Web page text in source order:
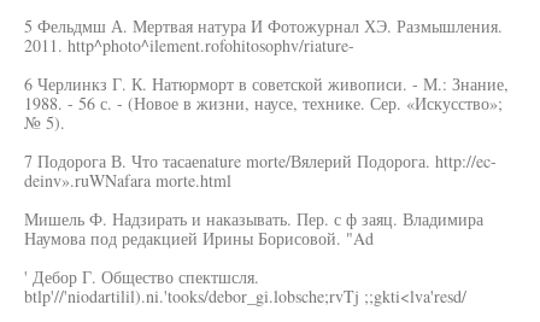
5 Фельдмш А. Мертвая натура И Фотожурнал ХЭ. Размышления.
2011. http^photo^ilement.rofohitosophv/riature-
6 Черлинкз Г. К. Натюрморт в советской живописи. - М.: Знание,
1988. - 56 с. - (Новое в жизни, наусе, технике. Сер. «Искусство»;
№ 5).
7 Подорога В. Что тасаеnature morte/Вялерий Подорога. http://ec-
deinv».ruWNafara morte.html
Мишель Ф. Надзирать и наказывать. Пер. с ф заяц. Владимира
Наумова под редакцией Ирины Борисовой. "Ad
' Дебор Г. Общество спектшсля.
btlp'//'niodartilil).ni.'tooks/debor_gi.lobsche;rvTj ;;gkti<lva'resd/